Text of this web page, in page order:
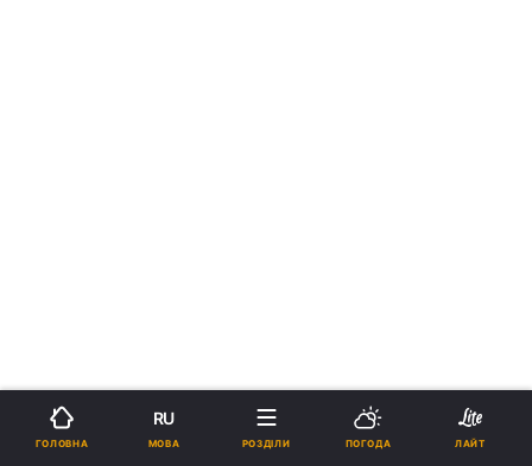
ГОЛОВНА
RU
МОВА РОЗДІЛИ ПОГОДА ЛАЙТ